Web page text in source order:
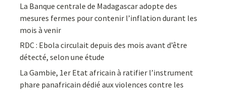
La Banque centrale de Madagascar adopte des
mesures fermes pour contenir l’inflation durant les
mois à venir
RDC : Ebola circulait depuis des mois avant d’être
détecté, selon une étude
La Gambie, 1er Etat africain à ratifier l’instrument
phare panafricain dédié aux violences contre les